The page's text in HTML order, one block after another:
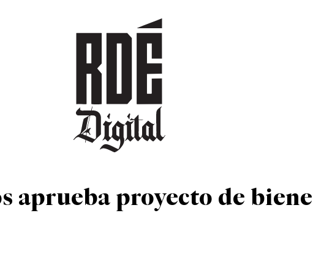
DEPORTES CULTURA ENTRETENIMIENTO
aprueba proyecto de